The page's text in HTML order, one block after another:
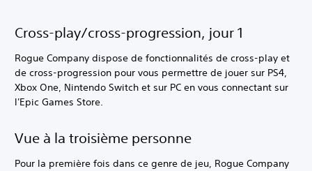
Cross-play/cross-progression, jour 1
Rogue Company dispose de fonctionnalités de cross-play et
de cross-progression pour vous permettre de jouer sur PS4,
Xbox One, Nintendo Switch et sur PC en vous connectant sur
l'Epic Games Store.
Vue à la troisième personne
Pour la première fois dans ce genre de jeu, Rogue Company